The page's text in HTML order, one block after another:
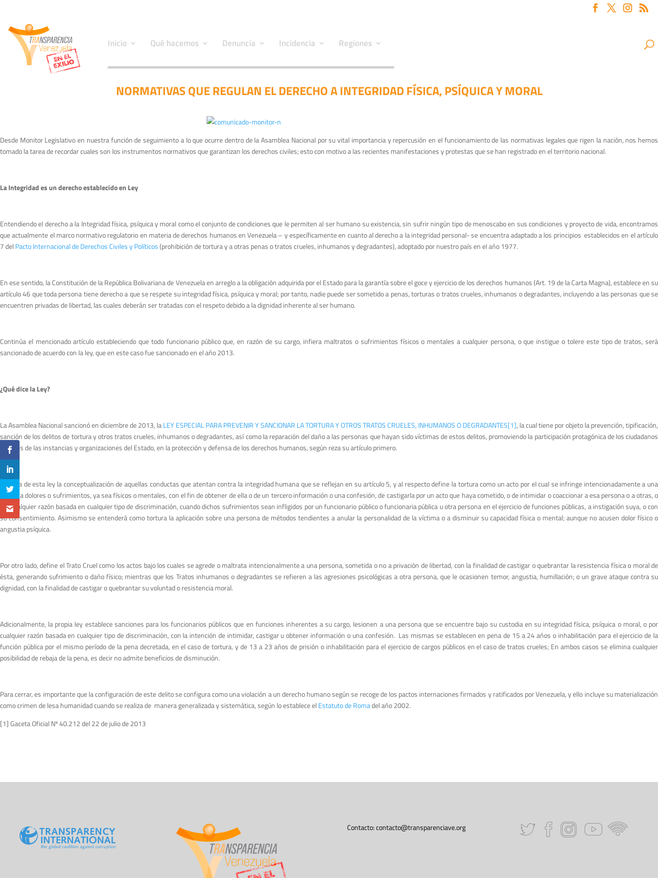
Inicio Qué hacemos Denuncia Incidencia Regiones
NORMATIVAS QUE REGULAN EL DERECHO A INTEGRIDAD FÍSICA, PSÍQUICA Y MORAL
Desde Monitor Legislativo en nuestra función de seguimiento a lo que ocurre dentro de la Asamblea Nacional por su vital importancia y repercusión en el funcionamiento de las normativas legales que rigen la nación, nos hemos
tomado la tarea de recordar cuales son los instrumentos normativos que garantizan los derechos civiles; esto con motivo a las recientes manifestaciones y protestas que se han registrado en el territorio nacional.
La Integridad es un derecho establecido en Ley
Entendiendo el derecho a la Integridad física, psíquica y moral como el conjunto de condiciones que le permiten al ser humano su existencia, sin sufrir ningún tipo de menoscabo en sus condiciones y proyecto de vida, encontramos
que actualmente el marco normativo regulatorio en materia de derechos humanos en Venezuela – y específicamente en cuanto al derecho a la integridad personal- se encuentra adaptado a los principios establecidos en el artículo
7 del Pacto Internacional de Derechos Civiles y Políticos(prohibición de tortura y a otras penas o tratos crueles, inhumanos y degradantes), adoptado por nuestro país en el año 1977.
En ese sentido, la Constitución de la República Bolivariana de Venezuela en arreglo a la obligación adquirida por el Estado para la garantía sobre el goce y ejercicio de los derechos humanos (Art. 19 de la Carta Magna), establece en su
artículo 46 que toda persona tiene derecho a que se respete su integridad física, psíquica y moral; por tanto, nadie puede ser sometido a penas, torturas o tratos crueles, inhumanos o degradantes, incluyendo a las personas que se
encuentren privadas de libertad, las cuales deberán ser tratadas con el respeto debido a la dignidad inherente al ser humano.
Continúa el mencionado artículo estableciendo que todo funcionario público que, en razón de su cargo, infiera maltratos o sufrimientos físicos o mentales a cualquier persona, o que instigue o tolere este tipo de tratos, será
sancionado de acuerdo con la ley, que en este caso fue sancionado en el año 2013.
¿Qué dice la Ley?
La Asamblea Nacional sancionó en diciembre de 2013, laLEY ESPECIAL PARA PREVENIR Y SANCIONAR LA TORTURA Y OTROS TRATOS CRUELES, INHUMANOS O DEGRADANTES[1], la cual tiene por objeto la prevención, tipificación,
sanción de los delitos de tortura y otros tratos crueles, inhumanos o degradantes, así como la reparación del daño a las personas que hayan sido víctimas de estos delitos, promoviendo la participación protagónica de los ciudadanos
a través de las instancias y organizaciones del Estado, en la protección y defensa de los derechos humanos, según reza su artículo primero.
Resalta de esta ley la conceptualización de aquellas conductas que atentan contra la integridad humana que se reflejan en su artículo 5, y al respecto define la tortura como un acto por el cual se infringe intencionadamente a una
persona dolores o sufrimientos, ya sea físicos o mentales, con el fin de obtener de ella o de un tercero información o una confesión, de castigarla por un acto que haya cometido, o de intimidar o coaccionar a esa persona o a otras, o
por cualquier razón basada en cualquier tipo de discriminación, cuando dichos sufrimientos sean infligidos por un funcionario público o funcionaria pública u otra persona en el ejercicio de funciones públicas, a instigación suya, o con
su consentimiento. Asimismo se entenderá como tortura la aplicación sobre una persona de métodos tendientes a anular la personalidad de la víctima o a disminuir su capacidad física o mental; aunque no acusen dolor físico o
angustia psíquica.
Por otro lado, define el Trato Cruel como los actos bajo los cuales se agrede o maltrata intencionalmente a una persona, sometida o no a privación de libertad, con la finalidad de castigar o quebrantar la resistencia física o moral de
ésta, generando sufrimiento o daño físico; mientras que los Tratos inhumanos o degradantes se refieren a las agresiones psicológicas a otra persona, que le ocasionen temor, angustia, humillación; o un grave ataque contra su
dignidad, con la finalidad de castigar o quebrantar su voluntad o resistencia moral.
Adicionalmente, la propia ley establece sanciones para los funcionarios públicos que en funciones inherentes a su cargo, lesionen a una persona que se encuentre bajo su custodia en su integridad física, psíquica o moral, o por
cualquier razón basada en cualquier tipo de discriminación, con la intención de intimidar, castigar u obtener información o una confesión. Las mismas se establecen en pena de 15 a 24 años o inhabilitación para el ejercicio de la
función pública por el mismo período de la pena decretada, en el caso de tortura, y de 13 a 23 años de prisión o inhabilitación para el ejercicio de cargos públicos en el caso de tratos crueles; En ambos casos se elimina cualquier
posibilidad de rebaja de la pena, es decir no admite beneficios de disminución.
Para cerrar, es importante que la configuración de este delito se configura como una violación a un derecho humano según se recoge de los pactos internaciones firmados y ratificados por Venezuela, y ello incluye su materialización
como crimen de lesa humanidad cuando se realiza de manera generalizada y sistemática, según lo establece el Estatuto de Romadel año 2002.
[1] Gaceta Oficial Nº 40.212 del 22 de julio de 2013
Contacto:contacto@transparenciave.org